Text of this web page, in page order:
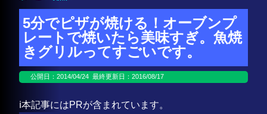
5分でピザが焼ける！オーブンプ
レートで焼いたら美味すぎ。魚焼
きグリルってすごいです。
公開日：2014/04/24 最終更新日：2016/08/17
ℹ️本記事にはPRが含まれています。